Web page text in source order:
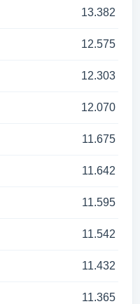
13.382
12.575
12.303
12.070
11.675
11.642
11.595
11.542
11.432
11.365